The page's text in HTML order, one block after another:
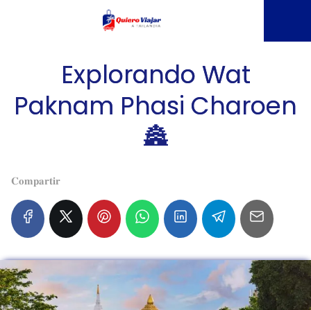
Explorando Wat
Paknam Phasi Charoen
🏯
𝐂𝐨𝐦𝐩𝐚𝐫𝐭𝐢𝐫